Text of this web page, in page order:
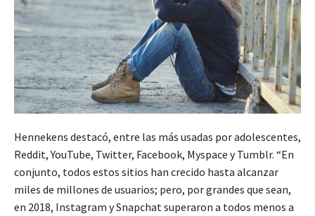
Hennekens destacó, entre las más usadas por adolescentes,
Reddit, YouTube, Twitter, Facebook, Myspace y Tumblr. “En
conjunto, todos estos sitios han crecido hasta alcanzar
miles de millones de usuarios; pero, por grandes que sean,
en 2018, Instagram y Snapchat superaron a todos menos a